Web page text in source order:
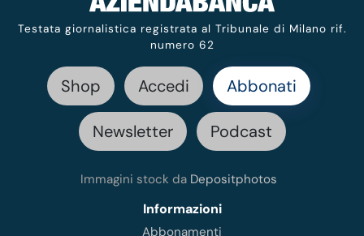
Testata giornalistica registrata al Tribunale di Milano rif.
numero 62
Shop Accedi Abbonati
Newsletter Podcast
Immagini stock da Depositphotos
Informazioni
Abbonamenti